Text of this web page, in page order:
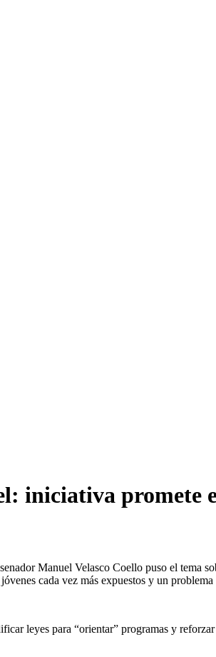
iniciativa promete
Manuel Velasco Coello puso el tema
cada vez más expuestos y un
leyes para “orientar” programas y